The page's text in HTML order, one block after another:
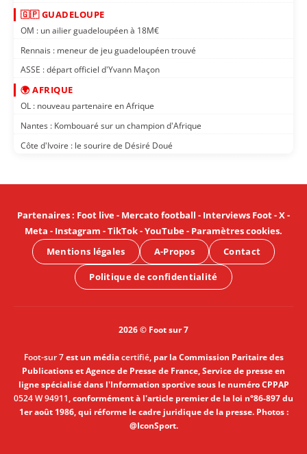
🇬🇵 GUADELOUPE
OM : un ailier guadeloupéen à 18M€
Rennais : meneur de jeu guadeloupéen trouvé
ASSE : départ officiel d'Yvann Maçon
🌍 AFRIQUE
OL : nouveau partenaire en Afrique
Nantes : Kombouaré sur un champion d'Afrique
Côte d'Ivoire : le sourire de Désiré Doué
Partenaires: Foot live- Mercato football - Interviews Foot-X-
Meta - Instagram -TikTok-YouTube- Paramètres cookies.
Mentions légales
A-Propos Contact
Politique de confidentialité
2026 © Foot sur 7
Foot-sur 7est un médiacertifié, par la Commission Paritaire des
Publications et Agence de Presse de France, Service de presse en
ligne spécialisé dans l'Information sportive sous le numéro CPPAP
0524 W 94911, conformément à l'article premier de la loi n°86-897 du
1er août 1986, qui réforme le cadre juridique de la presse. Photos :
@IconSport.